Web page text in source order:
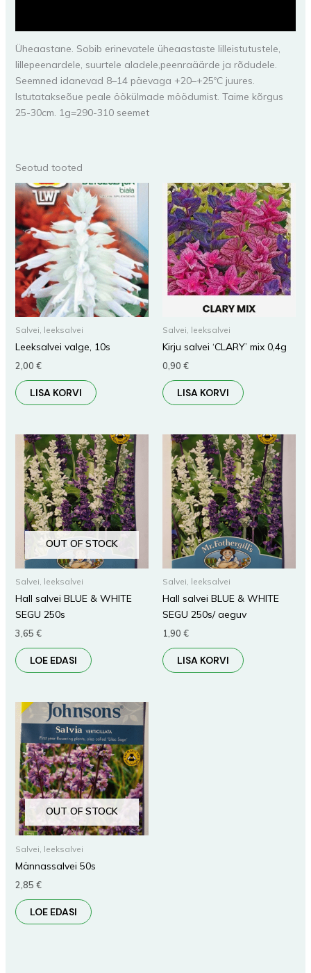
Üheaastane. Sobib erinevatele üheaastaste lilleistutustele,
lillepeenardele, suurtele aladele,peenraäärde ja rõdudele.
Seemned idanevad 8–14 päevaga +20–+25ºC juures.
Istutatakseõue peale öökülmade möödumist. Taime kõrgus
25-30cm. 1g=290-310 seemet
Seotud tooted
Salvei, leeksalvei
Leeksalvei valge, 10s
2,00 €
LISA KORVI
Salvei, leeksalvei
Kirju salvei ‘CLARY’ mix 0,4g
0,90 €
LISA KORVI
OUT OF STOCK
Salvei, leeksalvei
Hall salvei BLUE & WHITE
SEGU 250s
3,65 €
LOE EDASI
Salvei, leeksalvei
Hall salvei BLUE & WHITE
SEGU 250s/ aeguv
1,90 €
LISA KORVI
OUT OF STOCK
Salvei, leeksalvei
Männassalvei 50s
2,85 €
LOE EDASI